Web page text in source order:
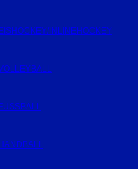
EISHOCKEY/INLINEHOCKEY
FUSSBALL
HANDBALL